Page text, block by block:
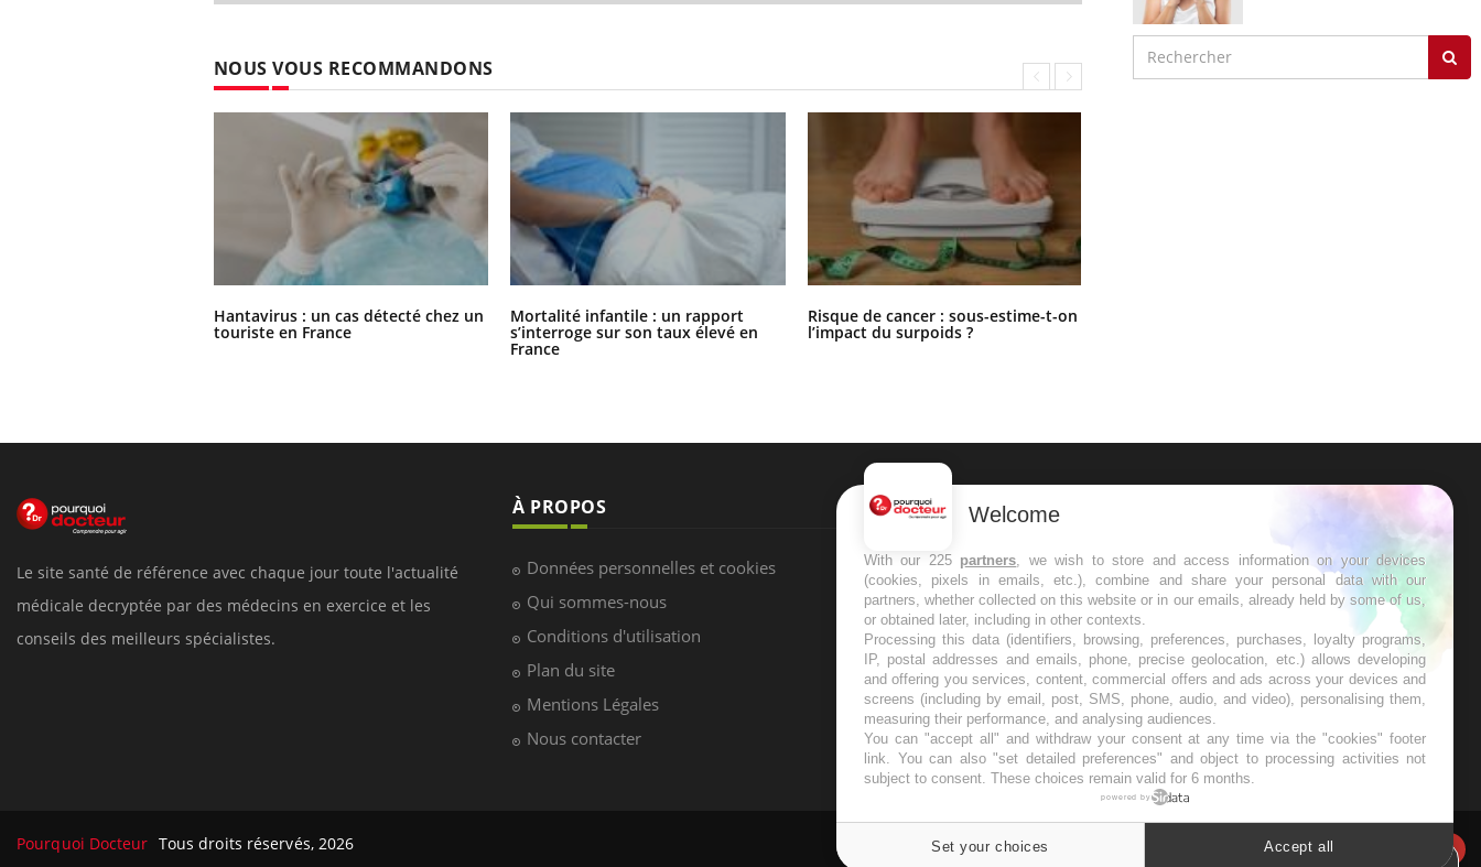
NOUS VOUS RECOMMANDONS
Hantavirus : un cas détecté chez un
touriste en France
Mortalité infantile : un rapport
s’interroge sur son taux élevé en
France
Risque de cancer : sous-estime-t-on
l’impact du surpoids ?
Le site santé de référence avec chaque jour toute l'actualité
médicale decryptée par des médecins en exercice et les
conseils des meilleurs spécialistes.
À PROPOS
Données personnelles et cookies
Qui sommes-nous
Conditions d'utilisation
Plan du site
Mentions Légales
Nous contacter
NEWSLETTER
Recevez toutes les semaines les meilleures
infos santé
S'INSCRIRE
Pourquoi Docteur Tous droits réservés, 2026
Welcome
With our 225 partners, we wish to store and access information on your devices
(cookies, pixels in emails, etc.), combine and share your personal data with our
partners, whether collected on this website or in our emails, already held by some of us,
or obtained later, including in other contexts.
Processing this data (identifiers, browsing, preferences, purchases, loyalty programs,
IP, postal addresses and emails, phone, precise geolocation, etc.) allows developing
and offering you services, content, commercial offers and ads across your devices and
screens (including by email, post, SMS, phone, audio, and video), personalising them,
measuring their performance, and analysing audiences.
You can "accept all" and withdraw your consent at any time via the "cookies" footer
link. You can also "set detailed preferences" and object to processing activities not
subject to consent. These choices remain valid for 6 months.
powered by
Set your choices Accept all